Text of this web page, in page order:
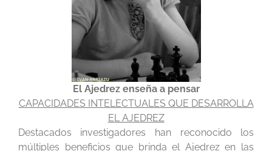
El Ajedrez enseña a pensar
CAPACIDADES INTELECTUALES QUE DESARROLLA
EL AJEDREZ
Destacados investigadores han reconocido los
múltiples beneficios que brinda el Ajedrez en las